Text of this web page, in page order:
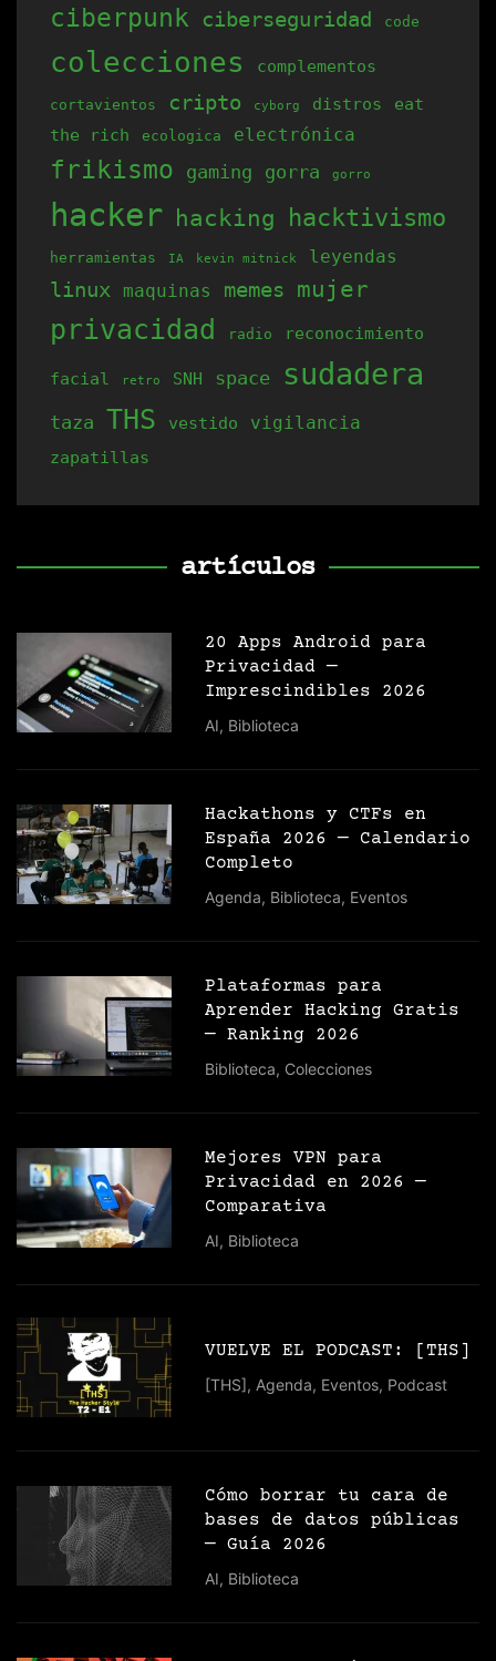
ciberpunk ciberseguridad code
colecciones complementos
cortavientos cripto cyborg distros
eat
the rich
ecologica electrónica
frikismo gaming gorra gorro
hacker hacking hacktivismo
herramientas IA kevin mitnick leyendas
linux maquinas memes mujer
privacidad radio reconocimiento
facial retro SNH space sudadera
taza THS vestido vigilancia
zapatillas
artículos
20 Apps Android para
Privacidad —
Imprescindibles 2026
AI, Biblioteca
Hackathons y CTFs en
España 2026 — Calendario
Completo
Agenda, Biblioteca, Eventos
Plataformas para
Aprender Hacking Gratis
— Ranking 2026
Biblioteca, Colecciones
Mejores VPN para
Privacidad en 2026 —
Comparativa
AI, Biblioteca
VUELVE EL PODCAST: [THS]
[THS], Agenda, Eventos, Podcast
Cómo borrar tu cara de
bases de datos públicas
— Guía 2026
AI, Biblioteca